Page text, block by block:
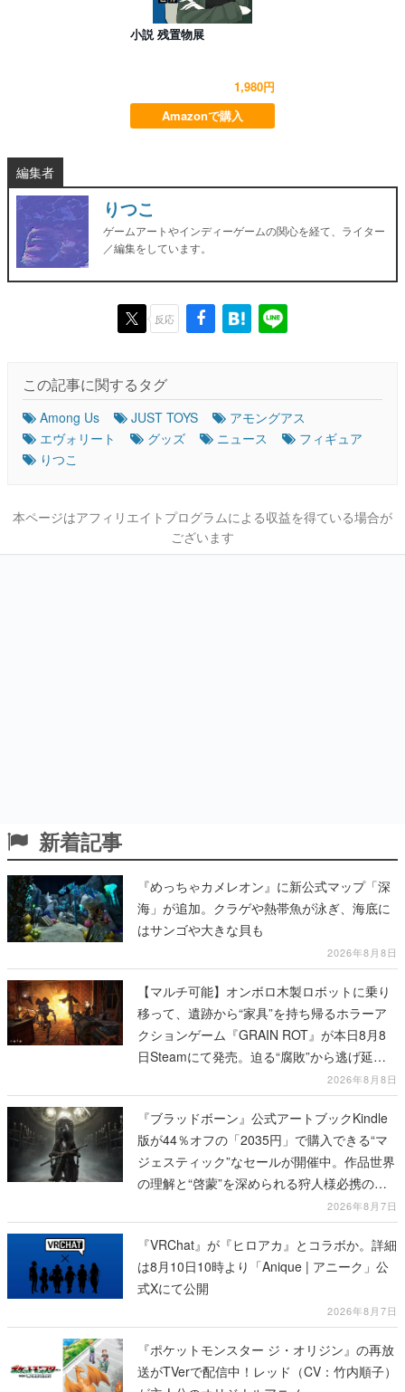
小説 残置物展
1,980円
Amazonで購入
編集者
りつこ
ゲームアートやインディーゲームの関心を経て、ライター
／編集をしています。
反応
この記事に関するタグ
Among Us JUST TOYS
アモングアス
エヴォリート
グッズ ニュース
フィギュア
りつこ
本ページはアフィリエイトプログラムによる収益を得ている場合が
ございます
新着記事
『めっちゃカメレオン』に新公式マップ「深
海」が追加。クラゲや熱帯魚が泳ぎ、海底に
はサンゴや大きな貝も
2026年8月8日
【マルチ可能】オンボロ木製ロボットに乗り
移って、遺跡から“家具”を持ち帰るホラーア
クションゲーム『GRAIN ROT』が本日8月8
日Steamにて発売。迫る“腐敗”から逃げ延
2026年8月8日
『ブラッドボーン』公式アートブックKindle
版が44％オフの「2035円」で購入できる“マ
ジェスティック”なセールが開催中。作品世界
の理解と“啓蒙”を深められる狩人様必携の一
2026年8月7日
『VRChat』が『ヒロアカ』とコラボか。詳細
は8月10日10時より「Anique | アニーク」公
式Xにて公開
2026年8月7日
『ポケットモンスター ジ・オリジン』の再放
送がTVerで配信中！レッド（CV：竹内順子）